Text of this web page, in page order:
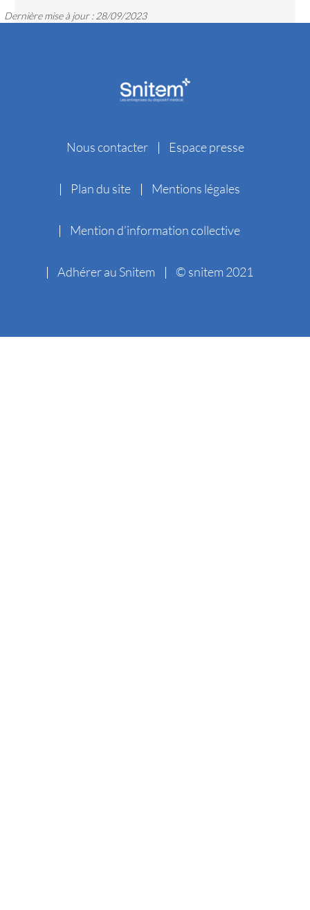
Dernière mise à jour : 28/09/2023
Nous contacter Espace presse
Plan du site Mentions légales
Mention d’information collective
Adhérer au Snitem © snitem 2021